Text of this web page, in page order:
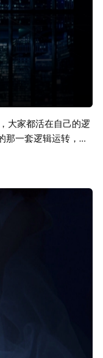
大家都活在自己的逻
那一套逻辑运转，如
自己掌握的那一套
），是黑金属
等音乐类型结合的
实验音乐、电子音乐
动，也可能包括沉